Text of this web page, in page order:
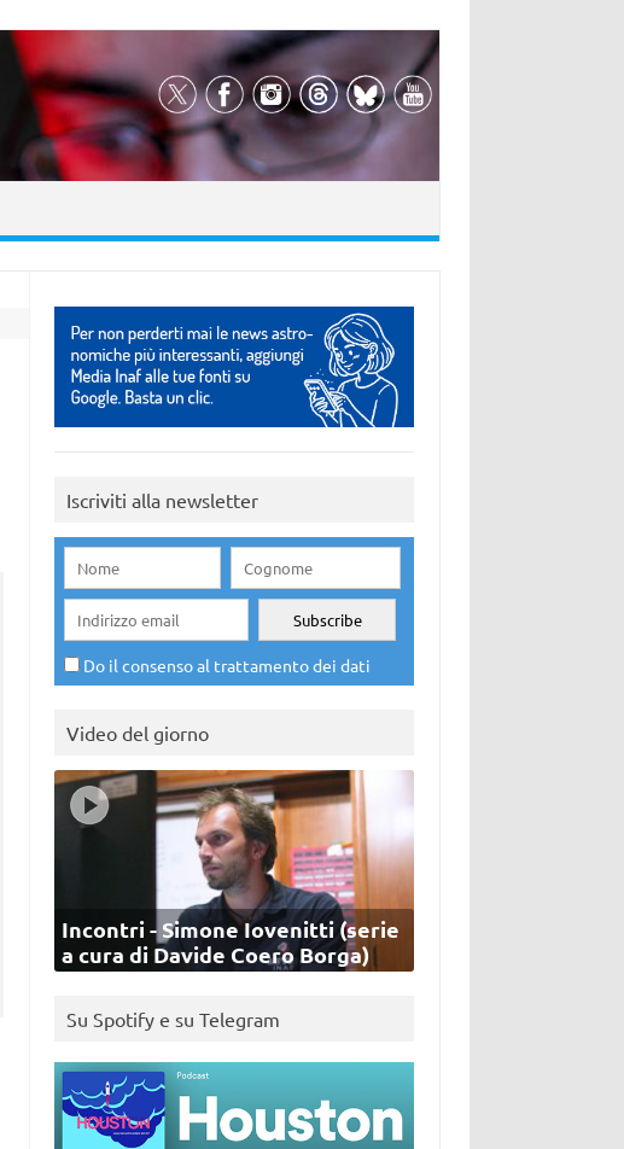
Iscriviti alla newsletter
Do il consenso al trattamento dei dati
Video del giorno
Incontri - Simone Iovenitti (serie
a cura di Davide Coero Borga)
Su Spotify e su Telegram